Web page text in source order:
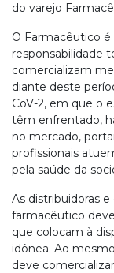
do varejo
O Farmacêutico
responsabilidade
comercializam
diante deste
CoV-2, em que o
têm enfrentado,
no mercado,
profissionais
pela saúde da
As distribuidoras
farmacêutico
que colocam à
idônea. Ao
deve